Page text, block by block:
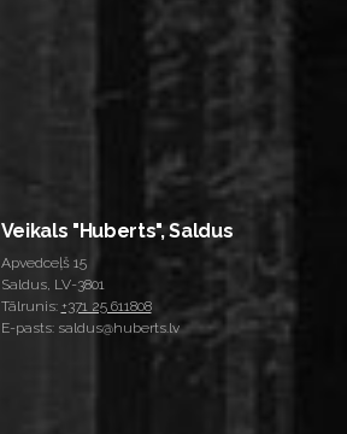
Veikals "Huberts", Saldus
Apvedceļš 15
Saldus, LV-3801
Tālrunis: +371 25 611808
E-pasts: saldus@huberts.lv